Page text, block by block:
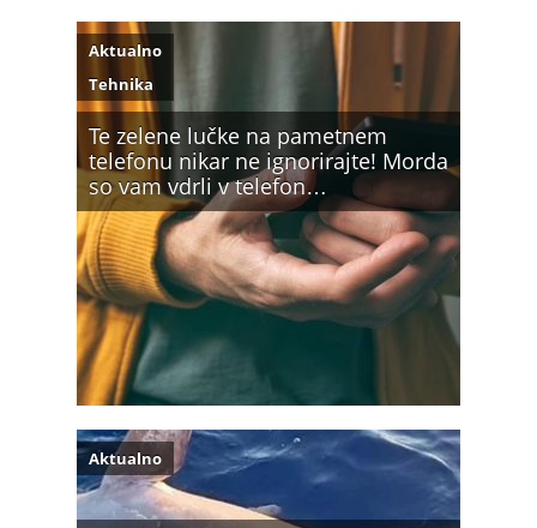
Te zelene lučke na pametnem
telefonu nikar ne ignorirajte! Morda
so vam vdrli v telefon…
Aktualno
Tehnika
Aktualno